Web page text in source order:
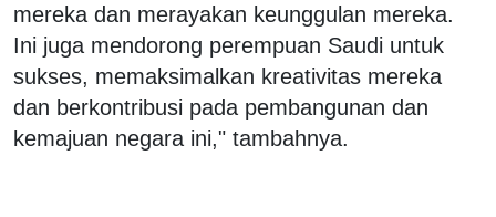
mereka dan merayakan keunggulan mereka.
Ini juga mendorong perempuan Saudi untuk
sukses, memaksimalkan kreativitas mereka
dan berkontribusi pada pembangunan dan
kemajuan negara ini," tambahnya.